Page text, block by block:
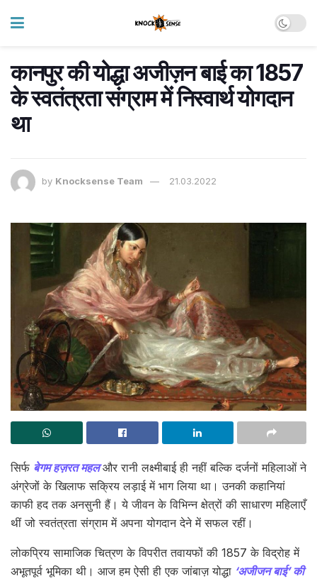
कानपुर की योद्धा अजीज़न बाई का 1857
के स्वतंत्रता संग्राम में निस्वार्थ योगदान
था
by Knocksense Team 21.03.2022
सिर्फ बेगम हज़रत महलऔर रानी लक्ष्मीबाई ही नहीं बल्कि दर्जनों महिलाओं ने
अंग्रेजों के खिलाफ सक्रिय लड़ाई में भाग लिया था। उनकी कहानियां
काफी हद तक अनसुनी हैं। ये जीवन के विभिन्न क्षेत्रों की साधारण महिलाएँ
थीं जो स्वतंत्रता संग्राम में अपना योगदान देने में सफल रहीं।
लोकप्रिय सामाजिक चित्रण के विपरीत तवायफों की 1857 के विद्रोह में
अभूतपूर्व भूमिका थी। आज हम ऐसी ही एक जांबाज़ योद्धा ‘अजीजन बाई’ की